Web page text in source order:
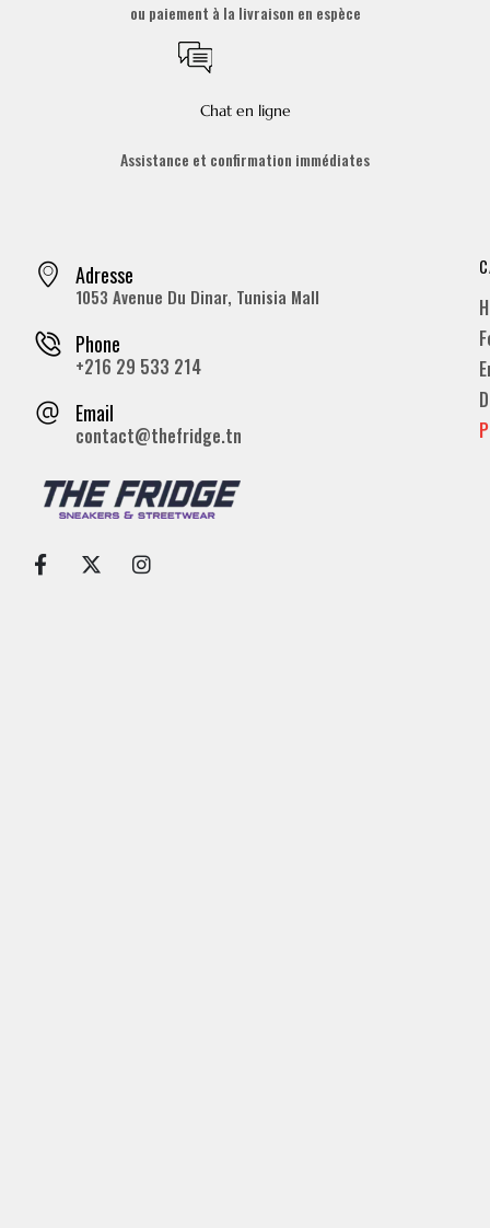
ou paiement à la livraison en espèce
Chat en ligne
Assistance et confirmation immédiates
Adresse
1053 Avenue Du Dinar, Tunisia Mall
Phone
+216 29 533 214
Email
contact@thefridge.tn